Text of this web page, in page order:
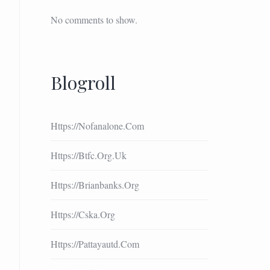
No comments to show.
Blogroll
Https://nofanalone.com
Https://btfc.org.uk
Https://brianbanks.org
Https://cska.org
Https://pattayautd.com